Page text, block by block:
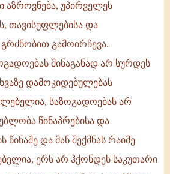
აზროვნება, უპირველეს
თავისუფლებისა და
გამოირჩევა.
შინაგანად არ სურდეს
დამოკიდებულებას
საზოგადოებას არ
წინაპრებისა და
და მან შექმნას რაიმე
ერს არ ჰქონდეს საკუთარი